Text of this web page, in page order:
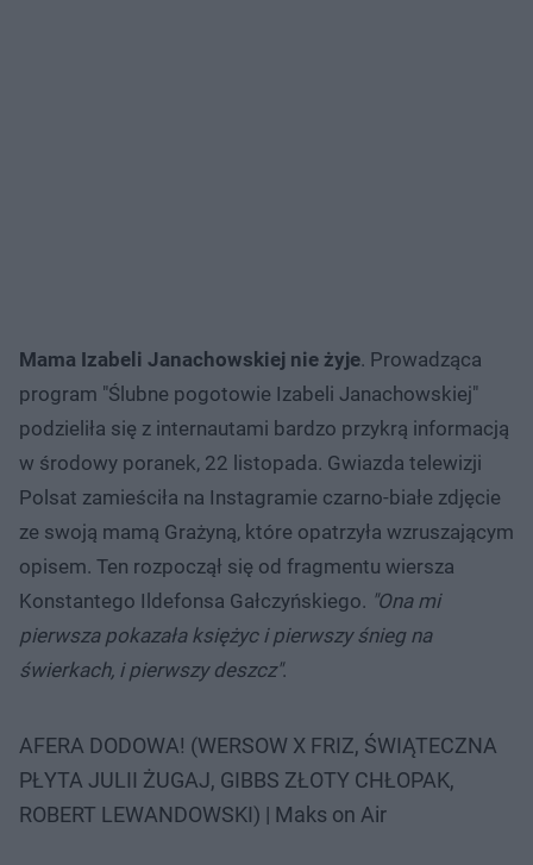
Mama Izabeli Janachowskiej nie żyje. Prowadząca
program "Ślubne pogotowie Izabeli Janachowskiej"
podzieliła się z internautami bardzo przykrą informacją
w środowy poranek, 22 listopada. Gwiazda telewizji
Polsat zamieściła na Instagramie czarno-białe zdjęcie
ze swoją mamą Grażyną, które opatrzyła wzruszającym
opisem. Ten rozpoczął się od fragmentu wiersza
Konstantego Ildefonsa Gałczyńskiego. "Ona mi
pierwsza pokazała księżyc i pierwszy śnieg na
świerkach, i pierwszy deszcz".
AFERA DODOWA! (WERSOW X FRIZ, ŚWIĄTECZNA
PŁYTA JULII ŻUGAJ, GIBBS ZŁOTY CHŁOPAK,
ROBERT LEWANDOWSKI) | Maks on Air